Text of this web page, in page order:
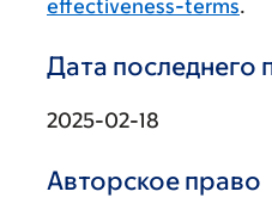
effectiveness-terms.
Дата последнего
2025-02-18
Авторское право